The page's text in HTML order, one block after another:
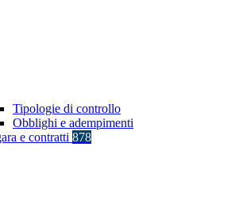
Tipologie di controllo
Obblighi e adempimenti
e contratti 878